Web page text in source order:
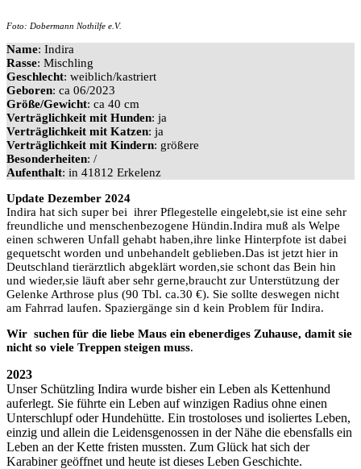
Foto: Dobermann Nothilfe e.V.
Name: Indira
Rasse: Mischling
Geschlecht: weiblich/kastriert
Geboren: ca 06/2023
Größe/Gewicht: ca 40 cm
Verträglichkeit mit Hunden: ja
Verträglichkeit mit Katzen: ja
Verträglichkeit mit Kindern: größere
Besonderheiten: /
Aufenthalt: in 41812 Erkelenz
Update Dezember 2024
Indira hat sich super bei ihrer Pflegestelle eingelebt,sie ist eine sehr
freundliche und menschenbezogene Hündin.Indira muß als Welpe
einen schweren Unfall gehabt haben,ihre linke Hinterpfote ist dabei
gequetscht worden und unbehandelt geblieben.Das ist jetzt hier in
Deutschland tierärztlich abgeklärt worden,sie schont das Bein hin
und wieder,sie läuft aber sehr gerne,braucht zur Unterstützung der
Gelenke Arthrose plus (90 Tbl. ca.30 €). Sie sollte deswegen nicht
am Fahrrad laufen. Spaziergänge sin d kein Problem für Indira.
Wir suchen für die liebe Maus ein ebenerdiges Zuhause, damit sie
nicht so viele Treppen steigen muss.
2023
Unser Schützling Indira wurde bisher ein Leben als Kettenhund
auferlegt. Sie führte ein Leben auf winzigen Radius ohne einen
Unterschlupf oder Hundehütte. Ein trostoloses und isoliertes Leben,
einzig und allein die Leidensgenossen in der Nähe die ebensfalls ein
Leben an der Kette fristen mussten. Zum Glück hat sich der
Karabiner geöffnet und heute ist dieses Leben Geschichte.